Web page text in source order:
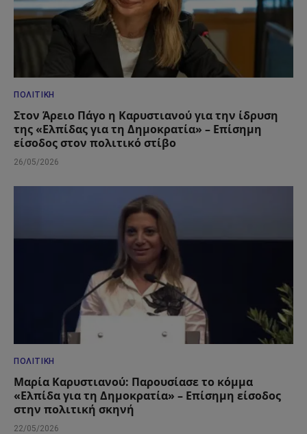
ΠΟΛΙΤΙΚΉ
Στον Άρειο Πάγο η Καρυστιανού για την ίδρυση
της «Ελπίδας για τη Δημοκρατία» – Επίσημη
είσοδος στον πολιτικό στίβο
26/05/2026
ΠΟΛΙΤΙΚΉ
Μαρία Καρυστιανού: Παρουσίασε το κόμμα
«Ελπίδα για τη Δημοκρατία» – Επίσημη είσοδος
στην πολιτική σκηνή
22/05/2026